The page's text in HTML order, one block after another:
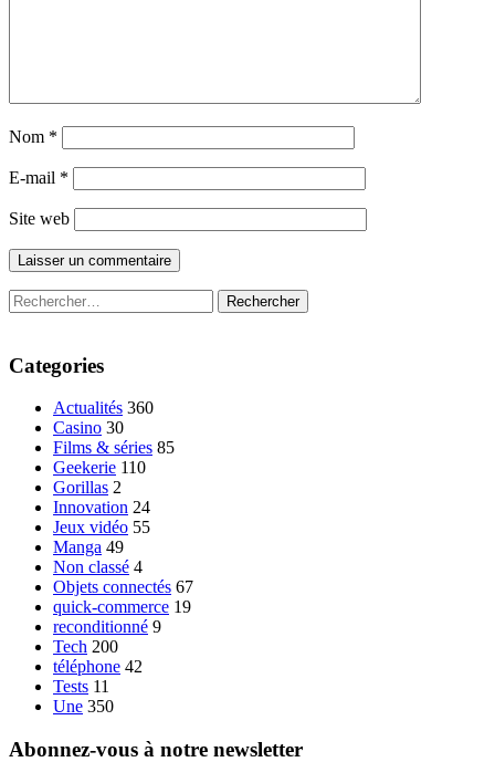
Nom *
E-mail *
Site web
Rechercher :
Categories
Actualités 360
Casino 30
Films & séries 85
Geekerie 110
Gorillas 2
Innovation 24
Jeux vidéo 55
Manga 49
Non classé 4
Objets connectés 67
quick-commerce 19
reconditionné 9
Tech 200
téléphone 42
Tests 11
Une 350
Abonnez-vous à notre newsletter